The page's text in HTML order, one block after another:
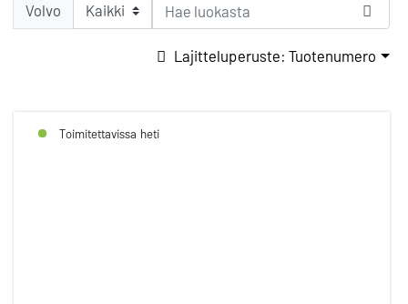
Volvo
Lajitteluperuste: Tuotenumero
Toimitettavissa heti